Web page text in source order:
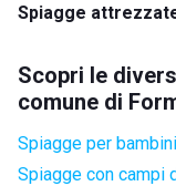
Spiagge
Scopri le
comune di
Spiagge per bambini
Spiagge con campi